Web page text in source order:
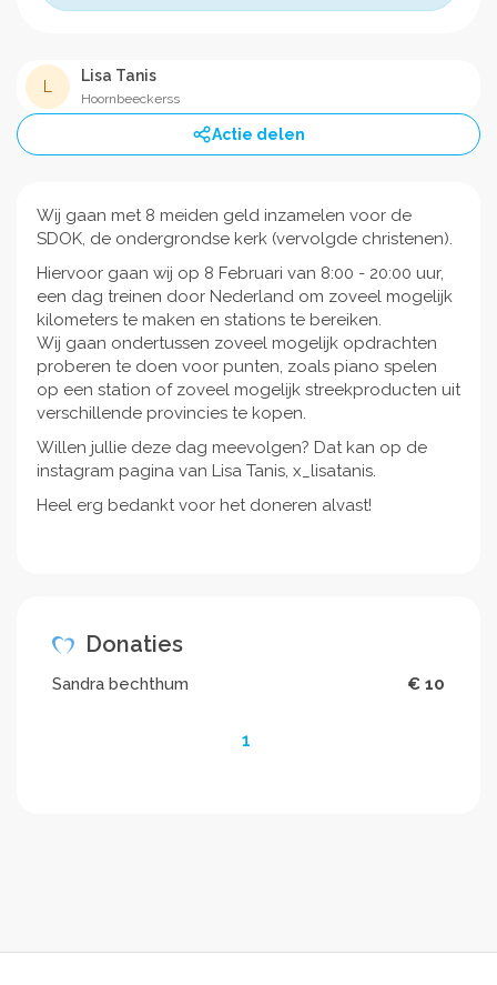
Lisa Tanis
Hoornbeeckerss
Actie delen
Wij gaan met 8 meiden geld inzamelen voor de
SDOK, de ondergrondse kerk (vervolgde christenen).
Hiervoor gaan wij op 8 Februari van 8:00 - 20:00 uur,
een dag treinen door Nederland om zoveel mogelijk
kilometers te maken en stations te bereiken.
Wij gaan ondertussen zoveel mogelijk opdrachten
proberen te doen voor punten, zoals piano spelen
op een station of zoveel mogelijk streekproducten uit
verschillende provincies te kopen.
Willen jullie deze dag meevolgen? Dat kan op de
instagram pagina van Lisa Tanis, x_lisatanis.
Heel erg bedankt voor het doneren alvast!
Donaties
Sandra bechthum € 10
1